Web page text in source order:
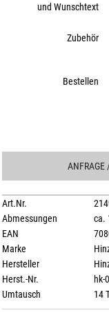
und Wunschtext
Zubehör
Bestellen
ANFRAGE
Art.Nr.
Abmessungen
ca.
EAN
Marke
Hersteller
Herst.-Nr.
hk-
Umtausch
14